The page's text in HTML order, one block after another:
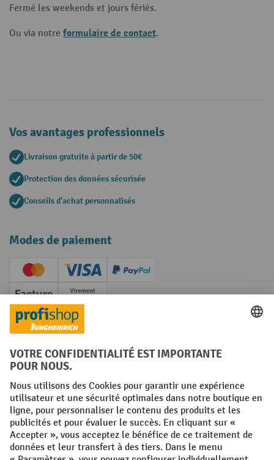
Fermé les weekends et jours fériés.
Ou via notre formulaire de contact.
Vos avantages professionnels
Livraison gratuite à partir de 50€
Protection des données sécurisée
Conseils d'achat personnalisés
Modes de paiement
Creditcard (Master)Creditcard (Visa)
PayPal
Réseaux sociaux
Facebook
YouTube
LinkedInInstagram
Conditions générales Mentions légales
Protection des Données Politique de cookies